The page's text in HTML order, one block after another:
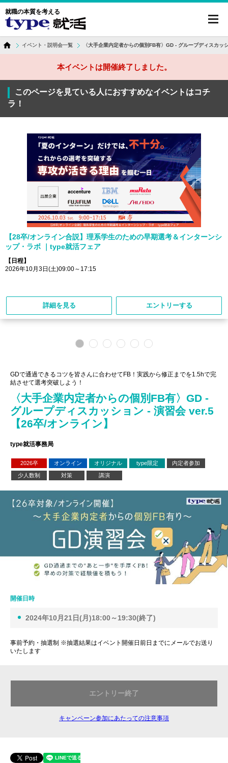
就職の本質を考える
イベント・説明会一覧 〈大手企業内定者からの個別FB有〉GD - グループディスカ
本イベントは開催終了しました。
このページを見ている人におすすめなイベントはコチ
ラ！
【28卒/オンライン合説】理系学生のための早期選考＆インターンシ
ップ・ラボ ｜type就活フェア
【日程】
2026年10月3日(土)09:00～17:15
詳細を見る エントリーする
GDで通過できるコツを皆さんに合わせてFB！実践から修正までを1.5hで完
結させて選考突破しよう！
〈大手企業内定者からの個別FB有〉GD -
グループディスカッション - 演習会 ver.5
【26卒/オンライン】
type就活事務局
2026卒 オンライン オリジナル type限定
内定者参加
少人数制
対策 講演
開催日時
2024年10月21日(月)18:00～19:30(終了)
事前予約・抽選制 ※抽選結果はイベント開催日前日までにメールでお送り
いたします
エントリー終了
キャンペーン参加にあたっての注意事項